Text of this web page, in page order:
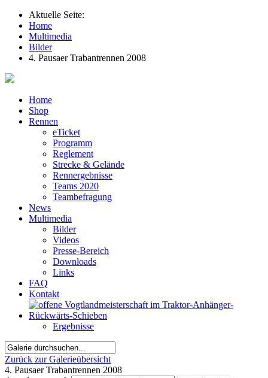
Aktuelle Seite:
Home
Multimedia
Bilder
4. Pausaer Trabantrennen 2008
Home
Shop
Rennen
eTicket
Programm
Reglement
Strecke & Gelände
Rennergebnisse
Teams 2020
Teambefragung
News
Multimedia
Bilder
Videos
Presse-Bereich
Downloads
Links
FAQ
Kontakt
Ergebnisse
Zurück zur Galerieübersicht
4. Pausaer Trabantrennen 2008